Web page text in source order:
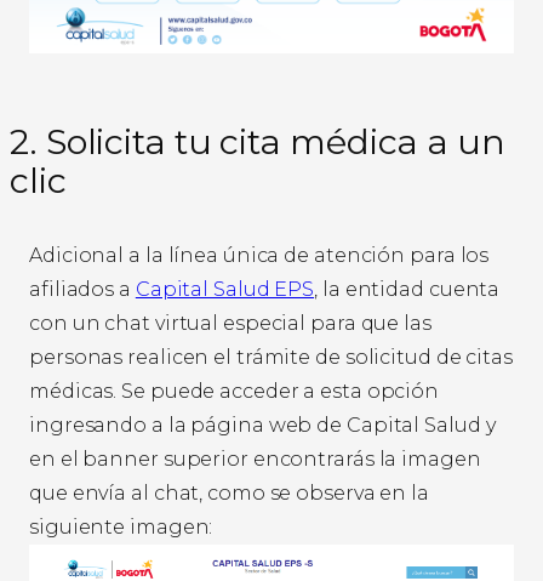
2. Solicita tu cita médica a un
clic
Adicional a la línea única de atención para los
afiliados a Capital Salud EPS , la entidad cuenta
con un chat virtual especial para que las
personas realicen el trámite de solicitud de citas
médicas. Se puede acceder a esta opción
ingresando a la página web de Capital Salud y
en el banner superior encontrarás la imagen
que envía al chat, como se observa en la
siguiente imagen: